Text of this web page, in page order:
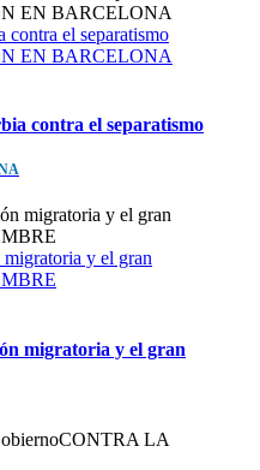
contra el separatismo
EN BARCELONA
contra el separatismo
y el gran
migratoria y el gran